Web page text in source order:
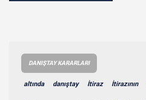
DANIŞTAY KARARLARI
altında danıştay İtiraz İtirazının